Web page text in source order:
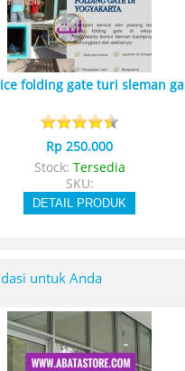
folding gate turi sleman ga
Rp 250.000
Stock: Tersedia
SKU:
DETAIL PRODUK
untuk Anda